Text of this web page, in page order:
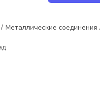
Металлические соединения